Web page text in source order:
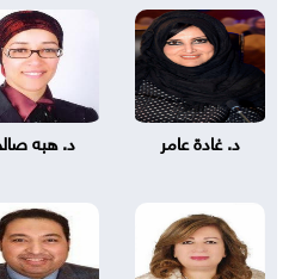
د. غادة عامر د. هبه